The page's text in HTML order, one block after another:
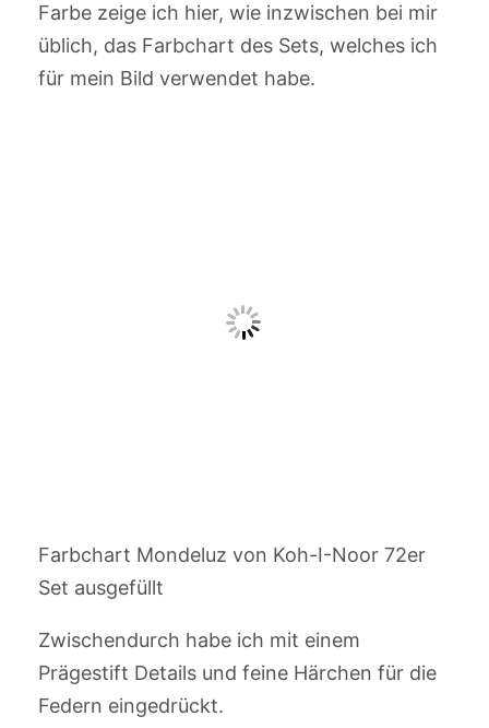
Farbe zeige ich hier, wie inzwischen bei mir
üblich, das Farbchart des Sets, welches ich
für mein Bild verwendet habe.
Farbchart Mondeluz von Koh-I-Noor 72er
Set ausgefüllt
Zwischendurch habe ich mit einem
Prägestift Details und feine Härchen für die
Federn eingedrückt.